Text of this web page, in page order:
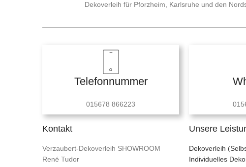
Dekoverleih für Pforzheim, Karlsruhe und den
Telefonnummer
015678 866223
Kontakt
Verzaubert-Dekoverleih SHOWROOM
René Tudor
Unsere
Dekoverleih
Individuelles